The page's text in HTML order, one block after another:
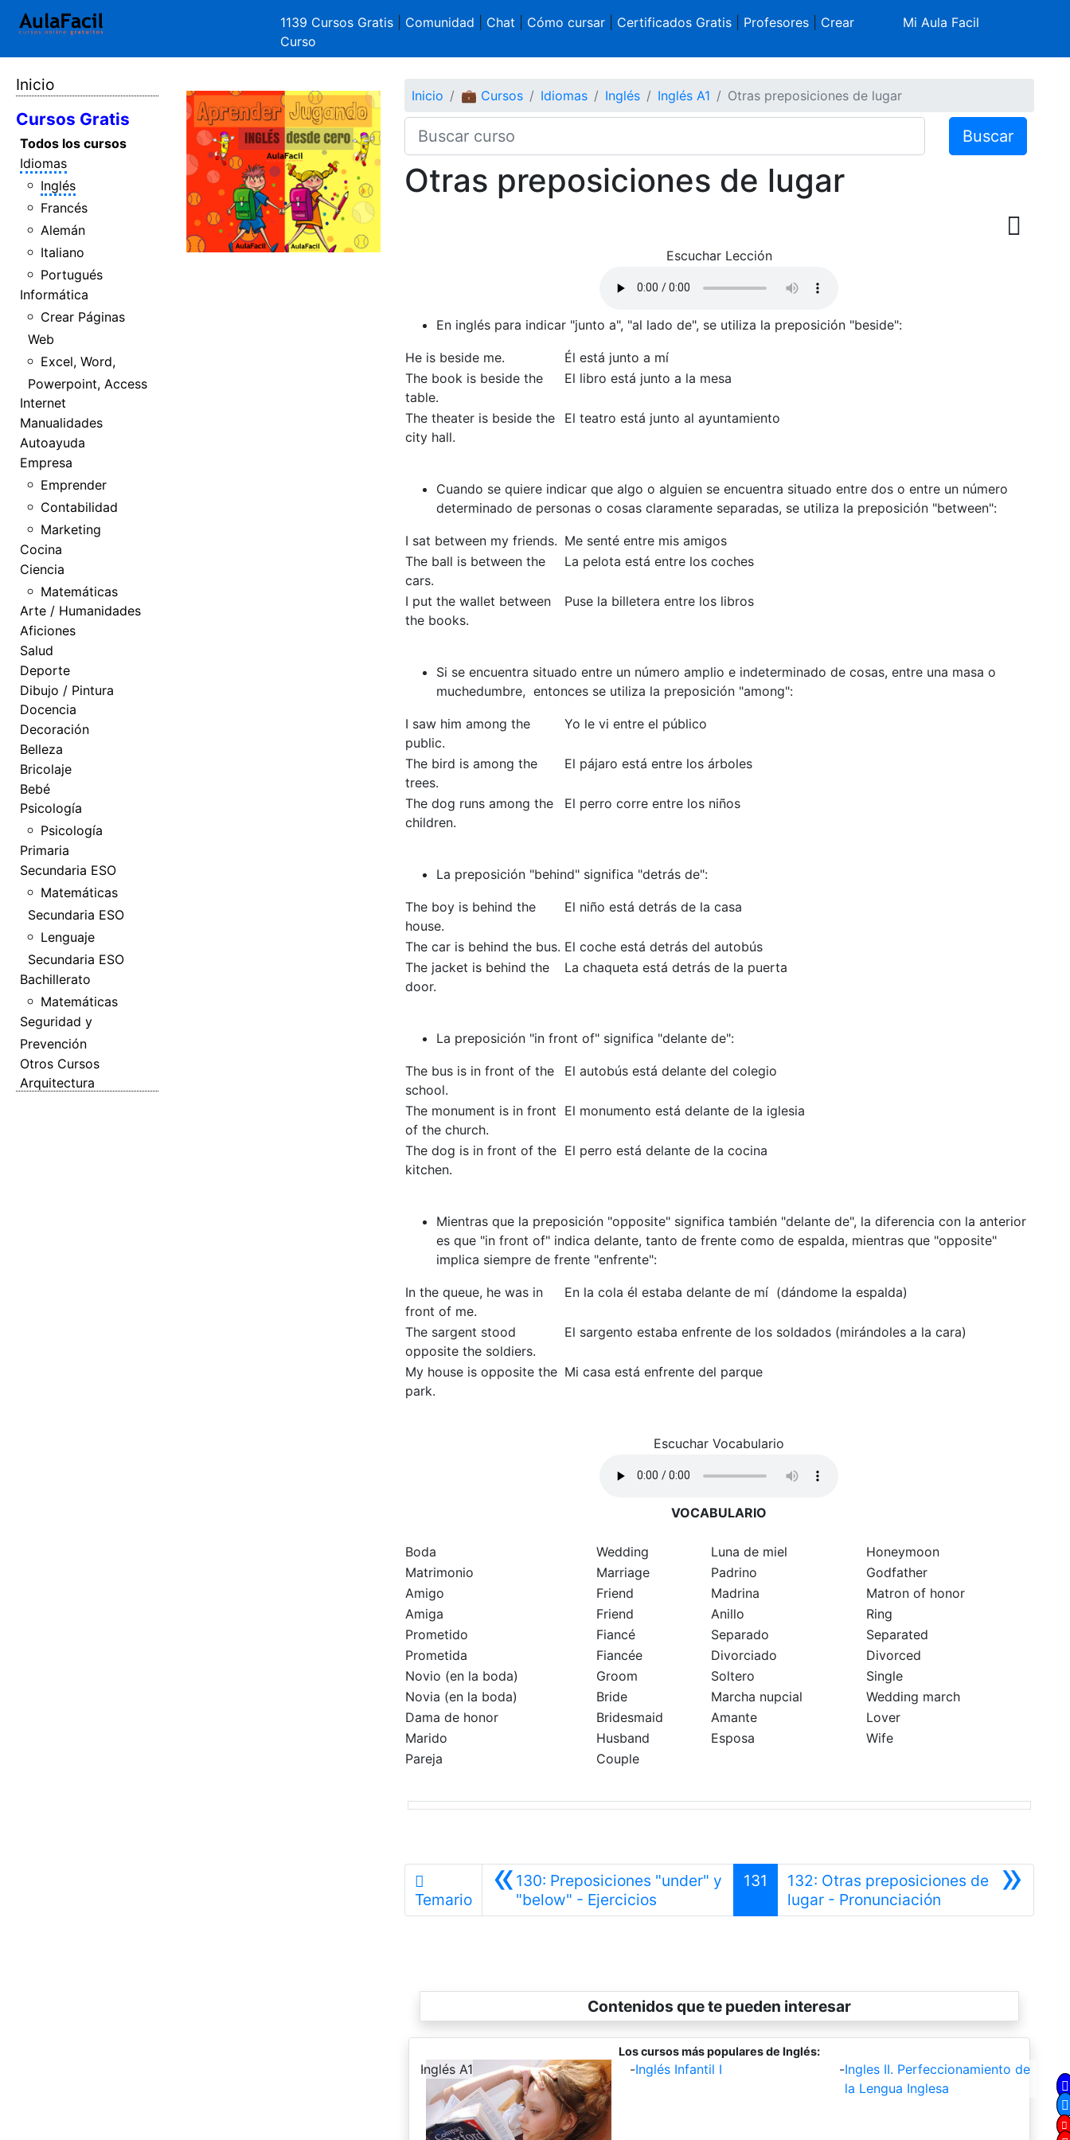
1139 Cursos Gratis Comunidad Chat Cómo cursar| Certificados Gratis| Profesores| Crear
Curso
Mi Aula Facil
Inicio
Cursos Gratis
Todos los cursos
Idiomas
Inglés
Francés
Alemán
Italiano
Portugués
Informática
Crear Páginas
Web
Excel, Word,
Powerpoint, Access
Internet
Manualidades
Autoayuda
Empresa
Emprender
Contabilidad
Marketing
Cocina
Ciencia
Matemáticas
Arte / Humanidades
Aficiones
Salud
Deporte
Dibujo / Pintura
Docencia
Decoración
Belleza
Bricolaje
Bebé
Psicología
Psicología
Primaria
Secundaria ESO
Matemáticas
Secundaria ESO
Lenguaje
Secundaria ESO
Bachillerato
Matemáticas
Seguridad y
Prevención
Otros Cursos
Arquitectura
Inicio 💼 Cursos Idiomas Inglés Inglés A1 Otras preposiciones de lugar
Buscar
Otras preposiciones de lugar
Escuchar Lección
En inglés para indicar "junto a", "al lado de", se utiliza la preposición "beside":
He is beside me.
Él está junto a mí
The book is beside the
table.
El libro está junto a la mesa
The theater is beside the
city hall.
El teatro está junto al ayuntamiento
Cuando se quiere indicar que algo o alguien se encuentra situado entre dos o entre un número
determinado de personas o cosas claramente separadas, se utiliza la preposición "between":
I sat between my friends. Me senté entre mis amigos
The ball is between the
cars.
La pelota está entre los coches
I put the wallet between
the books.
Puse la billetera entre los libros
Si se encuentra situado entre un número amplio e indeterminado de cosas, entre una masa o
muchedumbre, entonces se utiliza la preposición "among":
I saw him among the
public.
Yo le vi entre el público
The bird is among the
trees.
El pájaro está entre los árboles
The dog runs among the
children.
El perro corre entre los niños
La preposición "behind" significa "detrás de":
The boy is behind the
house.
El niño está detrás de la casa
The car is behind the bus. El coche está detrás del autobús
The jacket is behind the
door.
La chaqueta está detrás de la puerta
La preposición "in front of" significa "delante de":
The bus is in front of the
school.
El autobús está delante del colegio
The monument is in front
of the church.
El monumento está delante de la iglesia
The dog is in front of the
kitchen.
El perro está delante de la cocina
Mientras que la preposición "opposite" significa también "delante de", la diferencia con la anterior
es que "in front of" indica delante, tanto de frente como de espalda, mientras que "opposite"
implica siempre de frente "enfrente":
In the queue, he was in
front of me.
En la cola él estaba delante de mí (dándome la espalda)
The sargent stood
opposite the soldiers.
El sargento estaba enfrente de los soldados (mirándoles a la cara)
My house is opposite the
park.
Mi casa está enfrente del parque
Escuchar Vocabulario
VOCABULARIO
Boda Wedding Luna de miel
Honeymoon
Matrimonio
Marriage Padrino
Godfather
Amigo
Friend Madrina
Matron of honor
Amiga
Friend Anillo
Ring
Prometido
Fiancé Separado
Separated
Prometida
Fiancée Divorciado
Divorced
Novio (en la boda)
Groom Soltero
Single
Novia (en la boda)
Bride Marcha nupcial
Wedding march
Dama de honor
Bridesmaid Amante
Lover
Marido
Husband Esposa
Wife
Pareja
Couple
Temario «130: Preposiciones "under" y
"below" - EjerciciosAnterior
131 »
132: Otras preposiciones de
lugar - PronunciaciónSiguiente
Contenidos que te pueden interesar
Los cursos más populares de Inglés:
-
Inglés A1 -Inglés Infantil I -Ingles II. Perfeccionamiento de
la Lengua Inglesa